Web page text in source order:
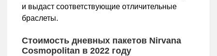
и выдаст соответствующие отличительные
браслеты.
Стоимость дневных пакетов Nirvana
Cosmopolitan в 2022 году